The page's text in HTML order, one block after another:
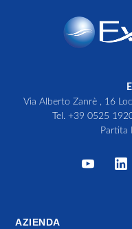
Via Alberto Zanrè , 16
Tel. +39 0525
Partita
AZIENDA